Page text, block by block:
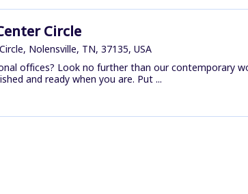
Circle
Nolensville, TN, 37135, USA
offices? Look no further than our contemporary
and ready when you are. Put ...